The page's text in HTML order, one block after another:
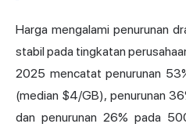
Harga mengalami penurunan
stabil pada tingkatan
2025 mencatat penurunan
(median $4/GB), penurunan
dan penurunan 26% pada